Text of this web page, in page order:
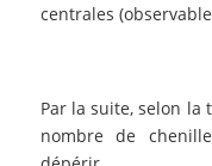
centrales
Par la suite, selon la
nombre de